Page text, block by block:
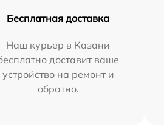
Бесплатная доставка
Наш курьер в Казани
доставит ваше
устройство на ремонт и
обратно.